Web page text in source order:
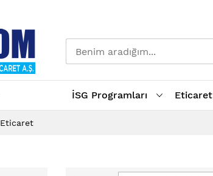
İSG Programları Eticaret
Eticaret